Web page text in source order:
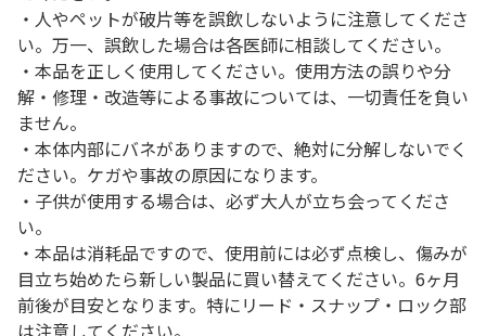
・人やペットが破片等を誤飲しないように注意してくださ
い。万一、誤飲した場合は各医師に相談してください。
・本品を正しく使用してください。使用方法の誤りや分
解・修理・改造等による事故については、一切責任を負い
ません。
・本体内部にバネがありますので、絶対に分解しないでく
ださい。ケガや事故の原因になります。
・子供が使用する場合は、必ず大人が立ち会ってくださ
い。
・本品は消耗品ですので、使用前には必ず点検し、傷みが
目立ち始めたら新しい製品に買い替えてください。6ヶ月
前後が目安となります。特にリード・スナップ・ロック部
は注意してください。